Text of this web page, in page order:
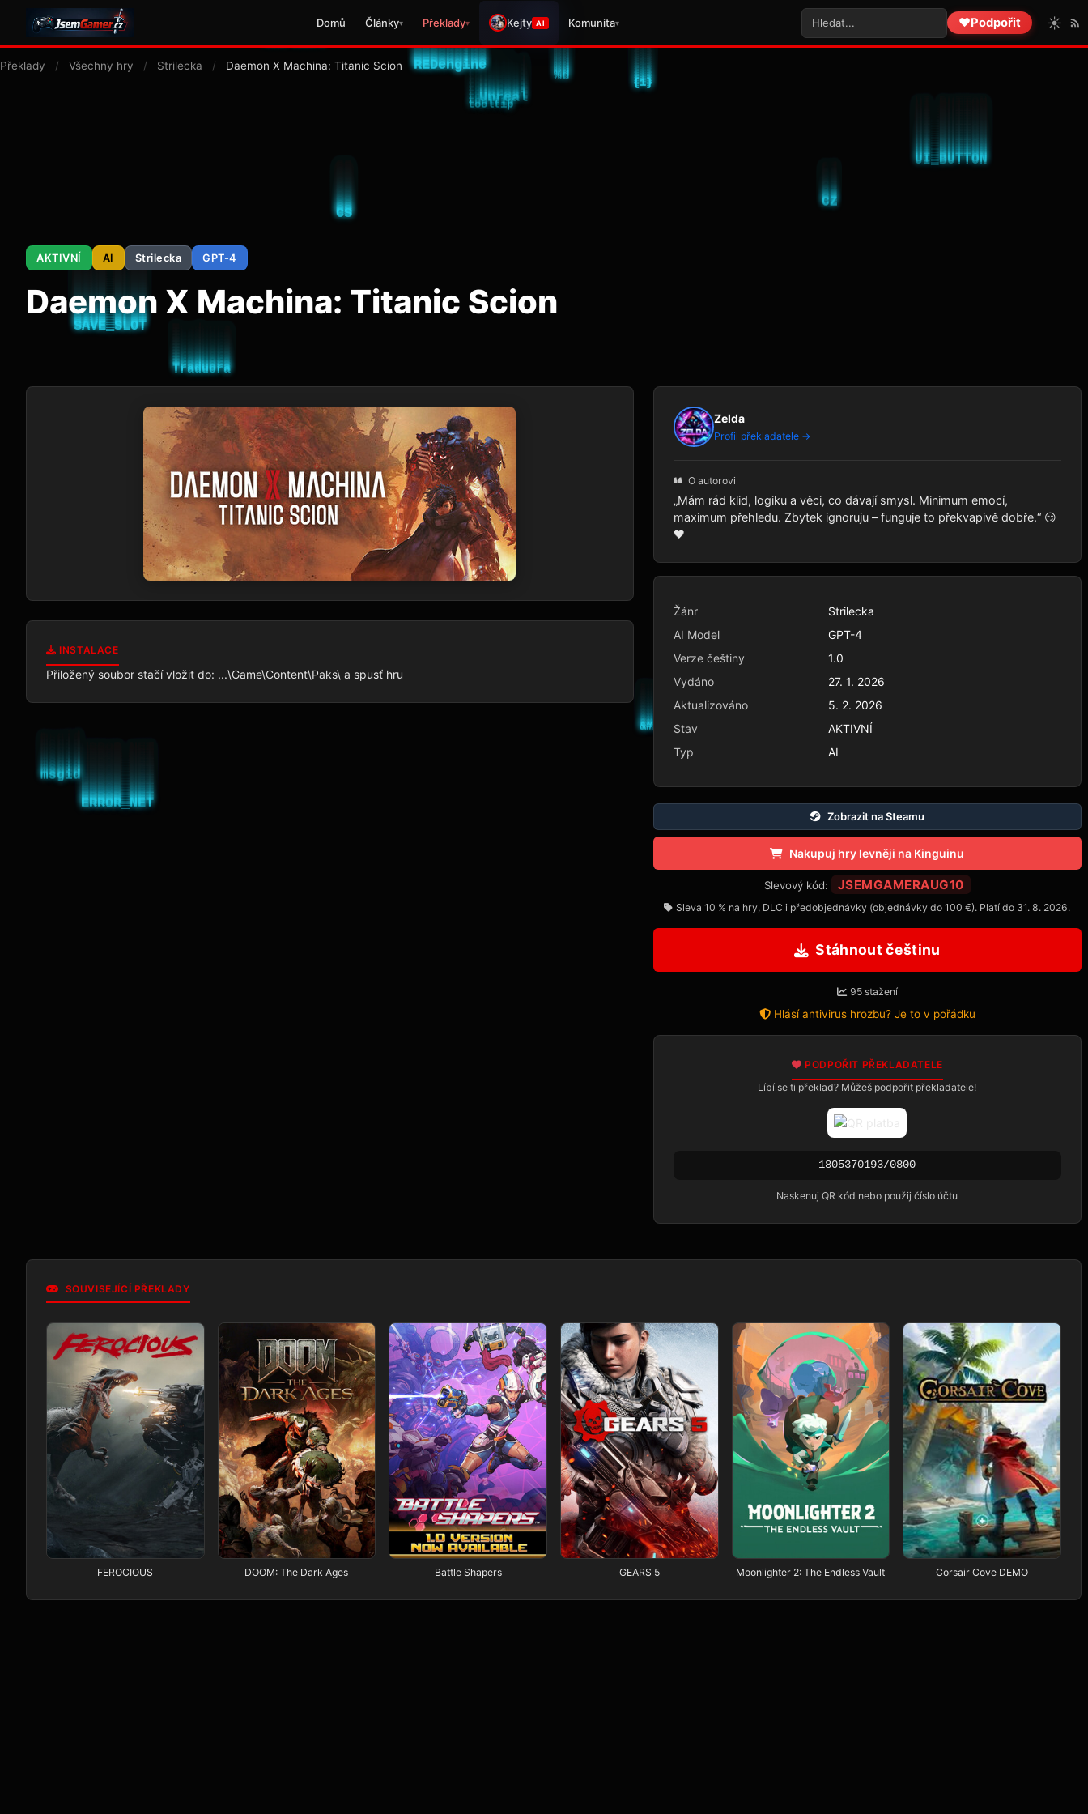
Domů Články▾ Překlady▾ Kejty AI Komunita▾ ❤️Podpořit ☀️
Překlady / Všechny hry / Strilecka / Daemon X Machina: Titanic Scion
AKTIVNÍ AI Strilecka GPT-4
Daemon X Machina: Titanic Scion
INSTALACE
Přiložený soubor stačí vložit do: ...\Game\Content\Paks\ a spusť hru
Zelda
Profil překladatele →
O autorovi
„Mám rád klid, logiku a věci, co dávají smysl. Minimum emocí,
maximum přehledu. Zbytek ignoruju – funguje to překvapivě dobře.“ 😏
🖤
Žánr
Strilecka
AI Model
GPT-4
Verze češtiny
1.0
Vydáno
27. 1. 2026
Aktualizováno
5. 2. 2026
Stav
AKTIVNÍ
Typ
AI
Zobrazit na Steamu
Nakupuj hry levněji na Kinguinu
Slevový kód: JSEMGAMERAUG10
Sleva 10 % na hry, DLC i předobjednávky (objednávky do 100 €). Platí do 31. 8. 2026.
Stáhnout češtinu
95 stažení
Hlásí antivirus hrozbu? Je to v pořádku
PODPOŘIT PŘEKLADATELE
Líbí se ti překlad? Můžeš podpořit překladatele!
1805370193/0800
Naskenuj QR kód nebo použij číslo účtu
SOUVISEJÍCÍ PŘEKLADY
FEROCIOUS DOOM: The Dark Ages Battle Shapers GEARS 5 Moonlighter 2: The Endless Vault Corsair Cove DEMO